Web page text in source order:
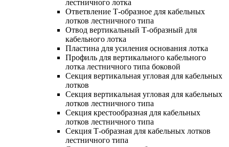
лестничного лотка
Ответвление Т-образное для кабельных
лотков лестничного типа
Отвод вертикальный Т-образный для
кабельного лотка
Пластина для усиления основания лотка
Профиль для вертикального кабельного
лотка лестничного типа боковой
Секция вертикальная угловая для кабельных
лотков
Секция вертикальная угловая для кабельных
лотков лестничного типа
Секция крестообразная для кабельных
лотков лестничного типа
Секция Т-образная для кабельных лотков
лестничного типа